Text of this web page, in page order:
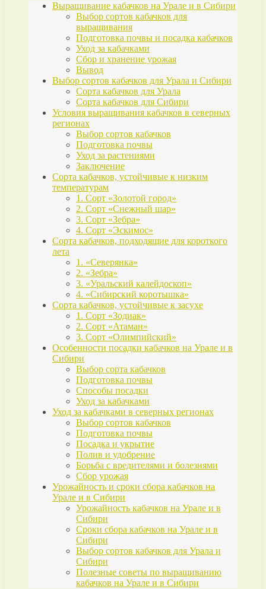
Выращивание кабачков на Урале и в Сибири
Выбор сортов кабачков для
выращивания
Подготовка почвы и посадка кабачков
Уход за кабачками
Сбор и хранение урожая
Вывод
Выбор сортов кабачков для Урала и Сибири
Сорта кабачков для Урала
Сорта кабачков для Сибири
Условия выращивания кабачков в северных
регионах
Выбор сортов кабачков
Подготовка почвы
Уход за растениями
Заключение
Сорта кабачков, устойчивые к низким
температурам
1. Сорт «Золотой город»
2. Сорт «Снежный шар»
3. Сорт «Зебра»
4. Сорт «Эскимос»
Сорта кабачков, подходящие для короткого
лета
1. «Северянка»
2. «Зебра»
3. «Уральский калейдоскоп»
4. «Сибирский коротышка»
Сорта кабачков, устойчивые к засухе
1. Сорт «Зодиак»
2. Сорт «Атаман»
3. Сорт «Олимпийский»
Особенности посадки кабачков на Урале и в
Сибири
Выбор сорта кабачков
Подготовка почвы
Способы посадки
Уход за кабачками
Уход за кабачками в северных регионах
Выбор сортов кабачков
Подготовка почвы
Посадка и укрытие
Полив и удобрение
Борьба с вредителями и болезнями
Сбор урожая
Урожайность и сроки сбора кабачков на
Урале и в Сибири
Урожайность кабачков на Урале и в
Сибири
Сроки сбора кабачков на Урале и в
Сибири
Выбор сортов кабачков для Урала и
Сибири
Полезные советы по выращиванию
кабачков на Урале и в Сибири